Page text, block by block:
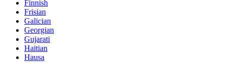
Finnish
Frisian
Galician
Georgian
Gujarati
Haitian
Hausa